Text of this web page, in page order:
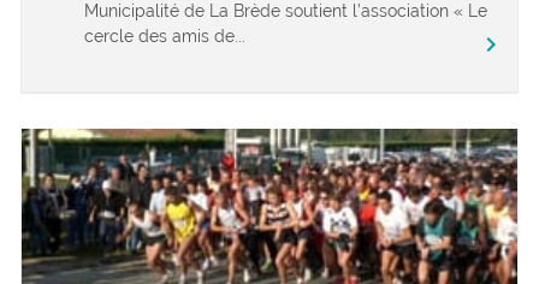
Municipalité de La Brède soutient l’association « Le
cercle des amis de...
chevron_right